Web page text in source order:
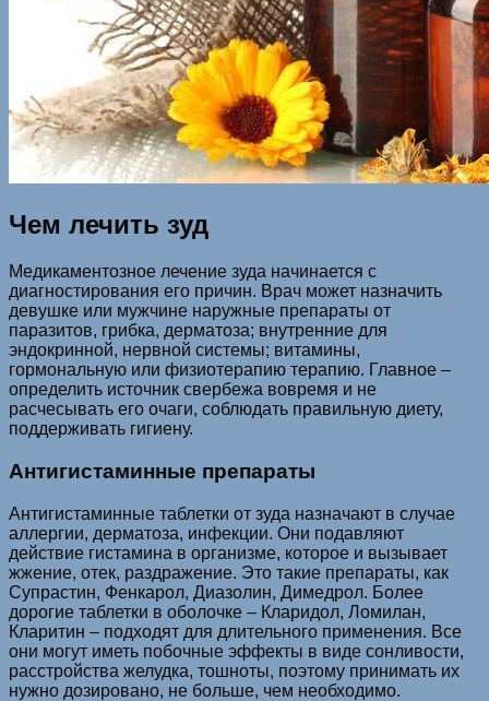
Чем лечить зуд
Медикаментозное лечение зуда начинается с
диагностирования его причин. Врач может назначить
девушке или мужчине наружные препараты от
паразитов, грибка, дерматоза; внутренние для
эндокринной, нервной системы; витамины,
гормональную или физиотерапию терапию. Главное –
определить источник свербежа вовремя и не
расчесывать его очаги, соблюдать правильную диету,
поддерживать гигиену.
Антигистаминные препараты
Антигистаминные таблетки от зуда назначают в случае
аллергии, дерматоза, инфекции. Они подавляют
действие гистамина в организме, которое и вызывает
жжение, отек, раздражение. Это такие препараты, как
Супрастин, Фенкарол, Диазолин, Димедрол. Более
дорогие таблетки в оболочке – Кларидол, Ломилан,
Кларитин – подходят для длительного применения. Все
они могут иметь побочные эффекты в виде сонливости,
расстройства желудка, тошноты, поэтому принимать их
нужно дозировано, не больше, чем необходимо.